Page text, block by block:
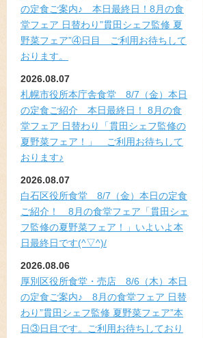
の定食ご案内♪ 本日最終日！8月の食
堂フェア 日替わり”貫田シェフ監修 夏
野菜フェア”④日目 ご利用お待ちして
おります。
2026.08.07
札幌市役所本庁舎食堂 8/7（金）本日
の定食ご紹介 本日最終日！ 8月の食
堂フェア 日替わり「貫田シェフ監修の
夏野菜フェア！」 ご利用お待ちして
おります♪
2026.08.07
白石区役所食堂 8/7（金）本日の定食
ご紹介！ 8月の食堂フェア「貫田シェ
フ監修の夏野菜フェア！」いよいよ本
日最終日です(^▽^)/
2026.08.06
厚別区役所食堂・売店 8/6（木）本日
の定食ご案内♪ 8月の食堂フェア 日替
わり”貫田シェフ監修 夏野菜フェア”本
日③日目です。ご利用お待ちしており